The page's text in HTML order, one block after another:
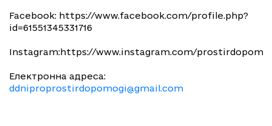
Facebook: https://www.facebook.com/profile.php?
id=61551345331716
Instagram:https://www.instagram.com/
Електронна адреса:
ddniproprostirdopomogi@gmail.com